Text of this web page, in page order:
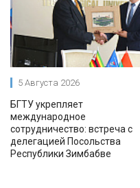
5 Августа 2026
БГТУ укрепляет
международное
сотрудничество: встреча с
делегацией Посольства
Республики Зимбабве